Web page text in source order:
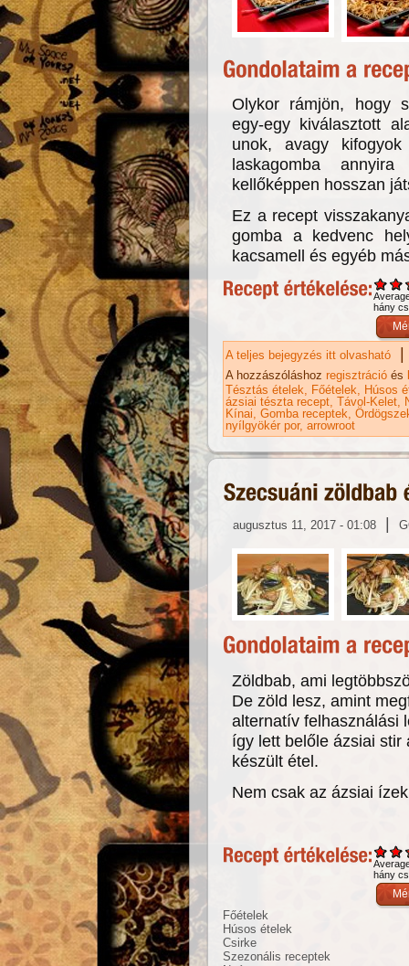
Olykor rámjön, hogy
egy-egy kiválasztott
unok, avagy
laskagomba
kellőképpen hosszan
Ez a recept
gomba a kedvenc
kacsamell és egyéb
hány
A teljes bejegyzés itt olvasható |
A hozzászóláshoz regisztráció és
Tésztás ételek
Főételek
Húsos
ázsiai tészta recept Távol-Kelet
Kínai Gomba receptek
nyílgyökér por arrowroot
augusztus 11, 2017 - 01:08 |
Zöldbab, ami
De zöld lesz, amint
alternatív felhasználási
így lett belőle ázsiai stir
készült étel.
Nem csak az ázsiai
hány
Főételek
Húsos ételek
Csirke
Szezonális receptek